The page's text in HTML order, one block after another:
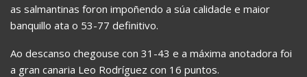
as salmantinas foron impoñendo a súa calidade e maior
banquillo ata o 53-77 definitivo.
Ao descanso chegouse con 31-43 e a máxima anotadora foi
a gran canaria Leo Rodríguez con 16 puntos.